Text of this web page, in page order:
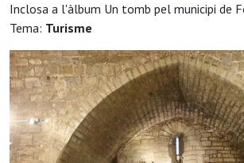
Inclosa a l'àlbum Un tomb pel municipi de
Tema: Turisme